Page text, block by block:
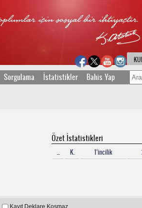
Sorgulama İstatistikler Bahis Yap
Özet İstatistikleri
... K. 1’incilik
Kayıt Deklare Koşmaz